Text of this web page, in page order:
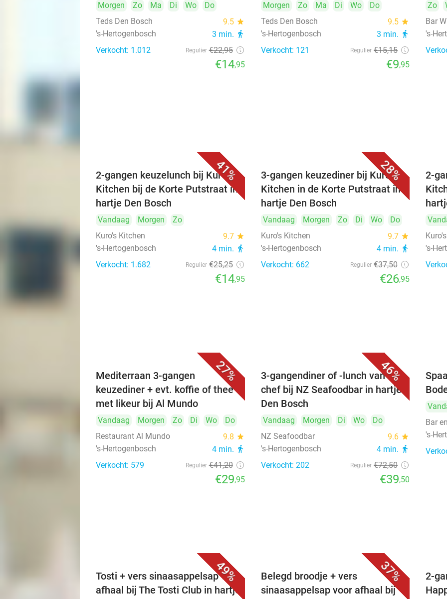
Morgen Zo Ma Di Wo
Do
Teds Den Bosch
9.5 star
's-Hertogenbosch 3 min. directions_walk
Verkocht: 1.012 Regulier €22,95
€14,95
Morgen Zo Ma Di Wo
Do
Teds Den Bosch
9.5 star
's-Hertogenbosch 3 min. directions_walk
Verkocht: 121 Regulier €15,15
€9,95
Zo
Bar
's-
41%
2-gangen keuzelunch bij Kuro's
Kitchen bij de Korte Putstraat in
hartje Den Bosch
Vandaag Morgen
Zo
Kuro's Kitchen
9.7 star
's-Hertogenbosch 4 min. directions_walk
Verkocht: 1.682 Regulier €25,25
€14,95
28%
3-gangen keuzediner bij Kuro's
Kitchen in de Korte Putstraat in
hartje Den Bosch
Vandaag Morgen Zo Di Wo
Do
Kuro's Kitchen
9.7 star
's-Hertogenbosch 4 min. directions_walk
Verkocht: 662 Regulier €37,50
€26,95
2-
's-
27%
Mediterraan 3-gangen
keuzediner + evt. koffie of thee
met likeur bij Al Mundo
Vandaag Morgen Zo Di Wo
Do
Restaurant Al Mundo
9.8 star
's-Hertogenbosch 4 min. directions_walk
Verkocht: 579 Regulier €41,20
€29,95
46%
3-gangendiner of -lunch van de
chef bij NZ Seafoodbar in hartje
Den Bosch
Vandaag Morgen Di Wo
Do
NZ Seafoodbar
9.6 star
's-Hertogenbosch 4 min. directions_walk
Verkocht: 202 Regulier €72,50
€39,50
Bar
's-
49%
Tosti + vers sinaasappelsap voor
afhaal bij The Tosti Club in hartje
37%
Belegd broodje + vers
sinaasappelsap voor afhaal bij
2-